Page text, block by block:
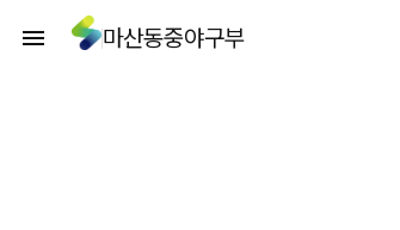
마산동중야구부